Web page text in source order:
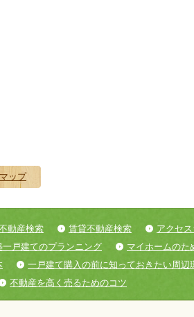
ップ
動産検索 賃貸不動産検索 アクセ
一戸建てのプランニング
マイホームのた
一戸建て購入の前に知っておきたい周辺
不動産を高く売るためのコツ